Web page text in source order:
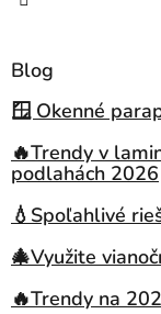
Blog
🪟 Okenné
🔥Trendy v
podlahách 2026
💧Spoľahlivé
🎄Využite
🔥Trendy na